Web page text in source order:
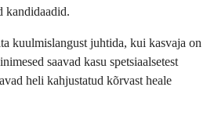
kandidaadid.
kuulmislangust juhtida, kui kasvaja on
saavad kasu spetsiaalsetest
heli kahjustatud kõrvast heale